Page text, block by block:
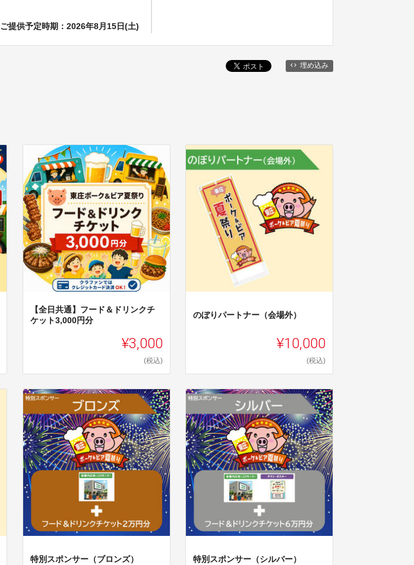
ご提供予定時期：2026年8月15日(土)
埋め込み
【全日共通】フード＆ドリンクチ
ケット3,000円分
¥3,000
(税込)
のぼりパートナー（会場外）
¥10,000
(税込)
特別スポンサー（ブロンズ） 特別スポンサー（シルバー）